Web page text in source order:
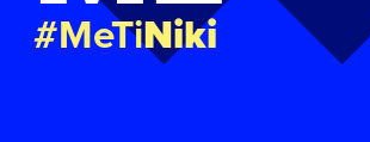
#MeTiNiki